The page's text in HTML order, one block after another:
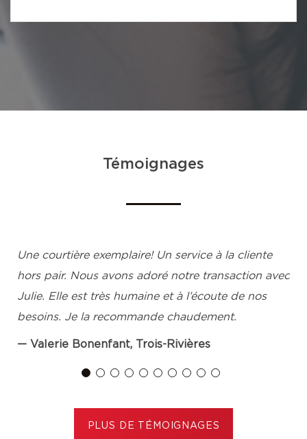
Témoignages
Une courtière exemplaire! Un service à la cliente
hors pair. Nous avons adoré notre transaction avec
Julie. Elle est très humaine et à l’écoute de nos
besoins. Je la recommande chaudement.
Valerie Bonenfant, Trois-Rivières
PLUS DE TÉMOIGNAGES